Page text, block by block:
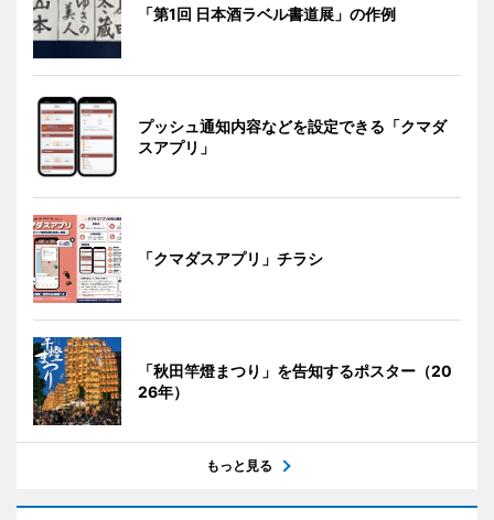
「第1回 日本酒ラベル書道展」の作例
プッシュ通知内容などを設定できる「クマダ
スアプリ」
「クマダスアプリ」チラシ
「秋田竿燈まつり」を告知するポスター（20
26年）
もっと見る